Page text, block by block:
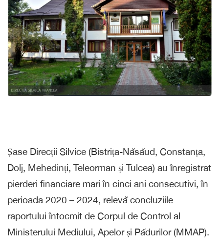
Șase Direcții Silvice (Bistrița-Năsăud, Constanța,
Dolj, Mehedinți, Teleorman și Tulcea) au înregistrat
pierderi financiare mari în cinci ani consecutivi, în
perioada 2020 – 2024, relevă concluziile
raportului întocmit de Corpul de Control al
Ministerului Mediului, Apelor și Pădurilor (MMAP).